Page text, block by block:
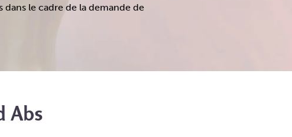
le cadre de la demande de
Abs